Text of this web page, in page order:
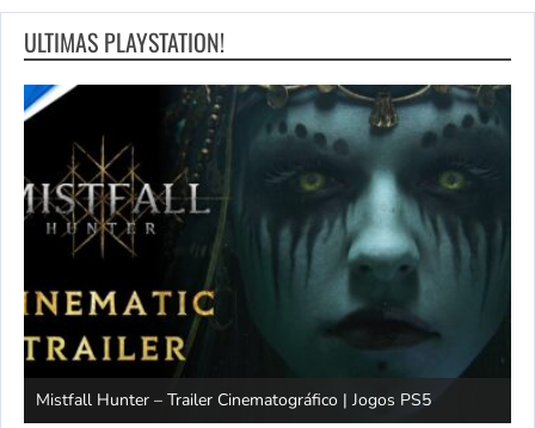
ULTIMAS PLAYSTATION!
Mistfall Hunter – Trailer Cinematográfico | Jogos PS5